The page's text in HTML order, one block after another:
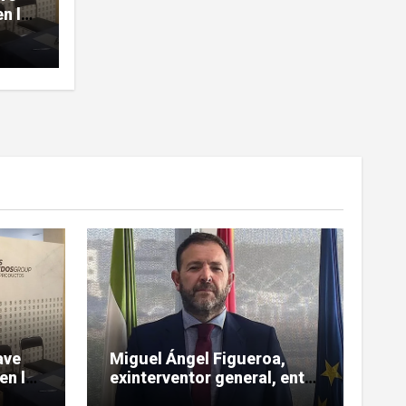
la
la
Miguel Ángel Figueroa,
exinterventor general, entre
los investigados en la pieza